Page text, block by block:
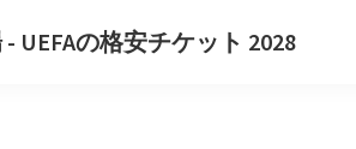
UEFAの格安チケット 2028